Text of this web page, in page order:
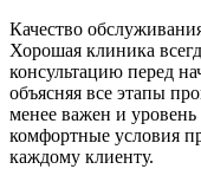
Качество
Хорошая клиника
консультацию перед
объясняя все этапы
менее важен и уровень
комфортные условия
каждому клиенту.